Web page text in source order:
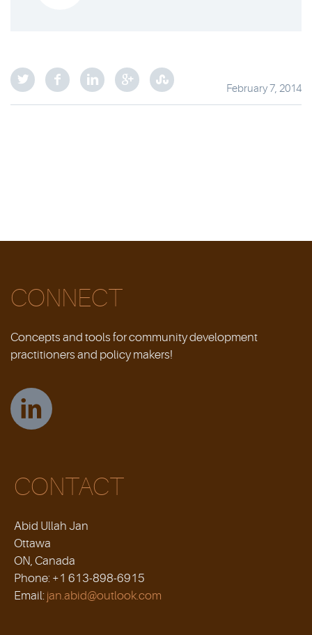
February 7, 2014
CONNECT
Concepts and tools for community development
practitioners and policy makers!
CONTACT
Abid Ullah Jan
Ottawa
ON, Canada
Phone: +1 613-898-6915
Email: jan.abid@outlook.com